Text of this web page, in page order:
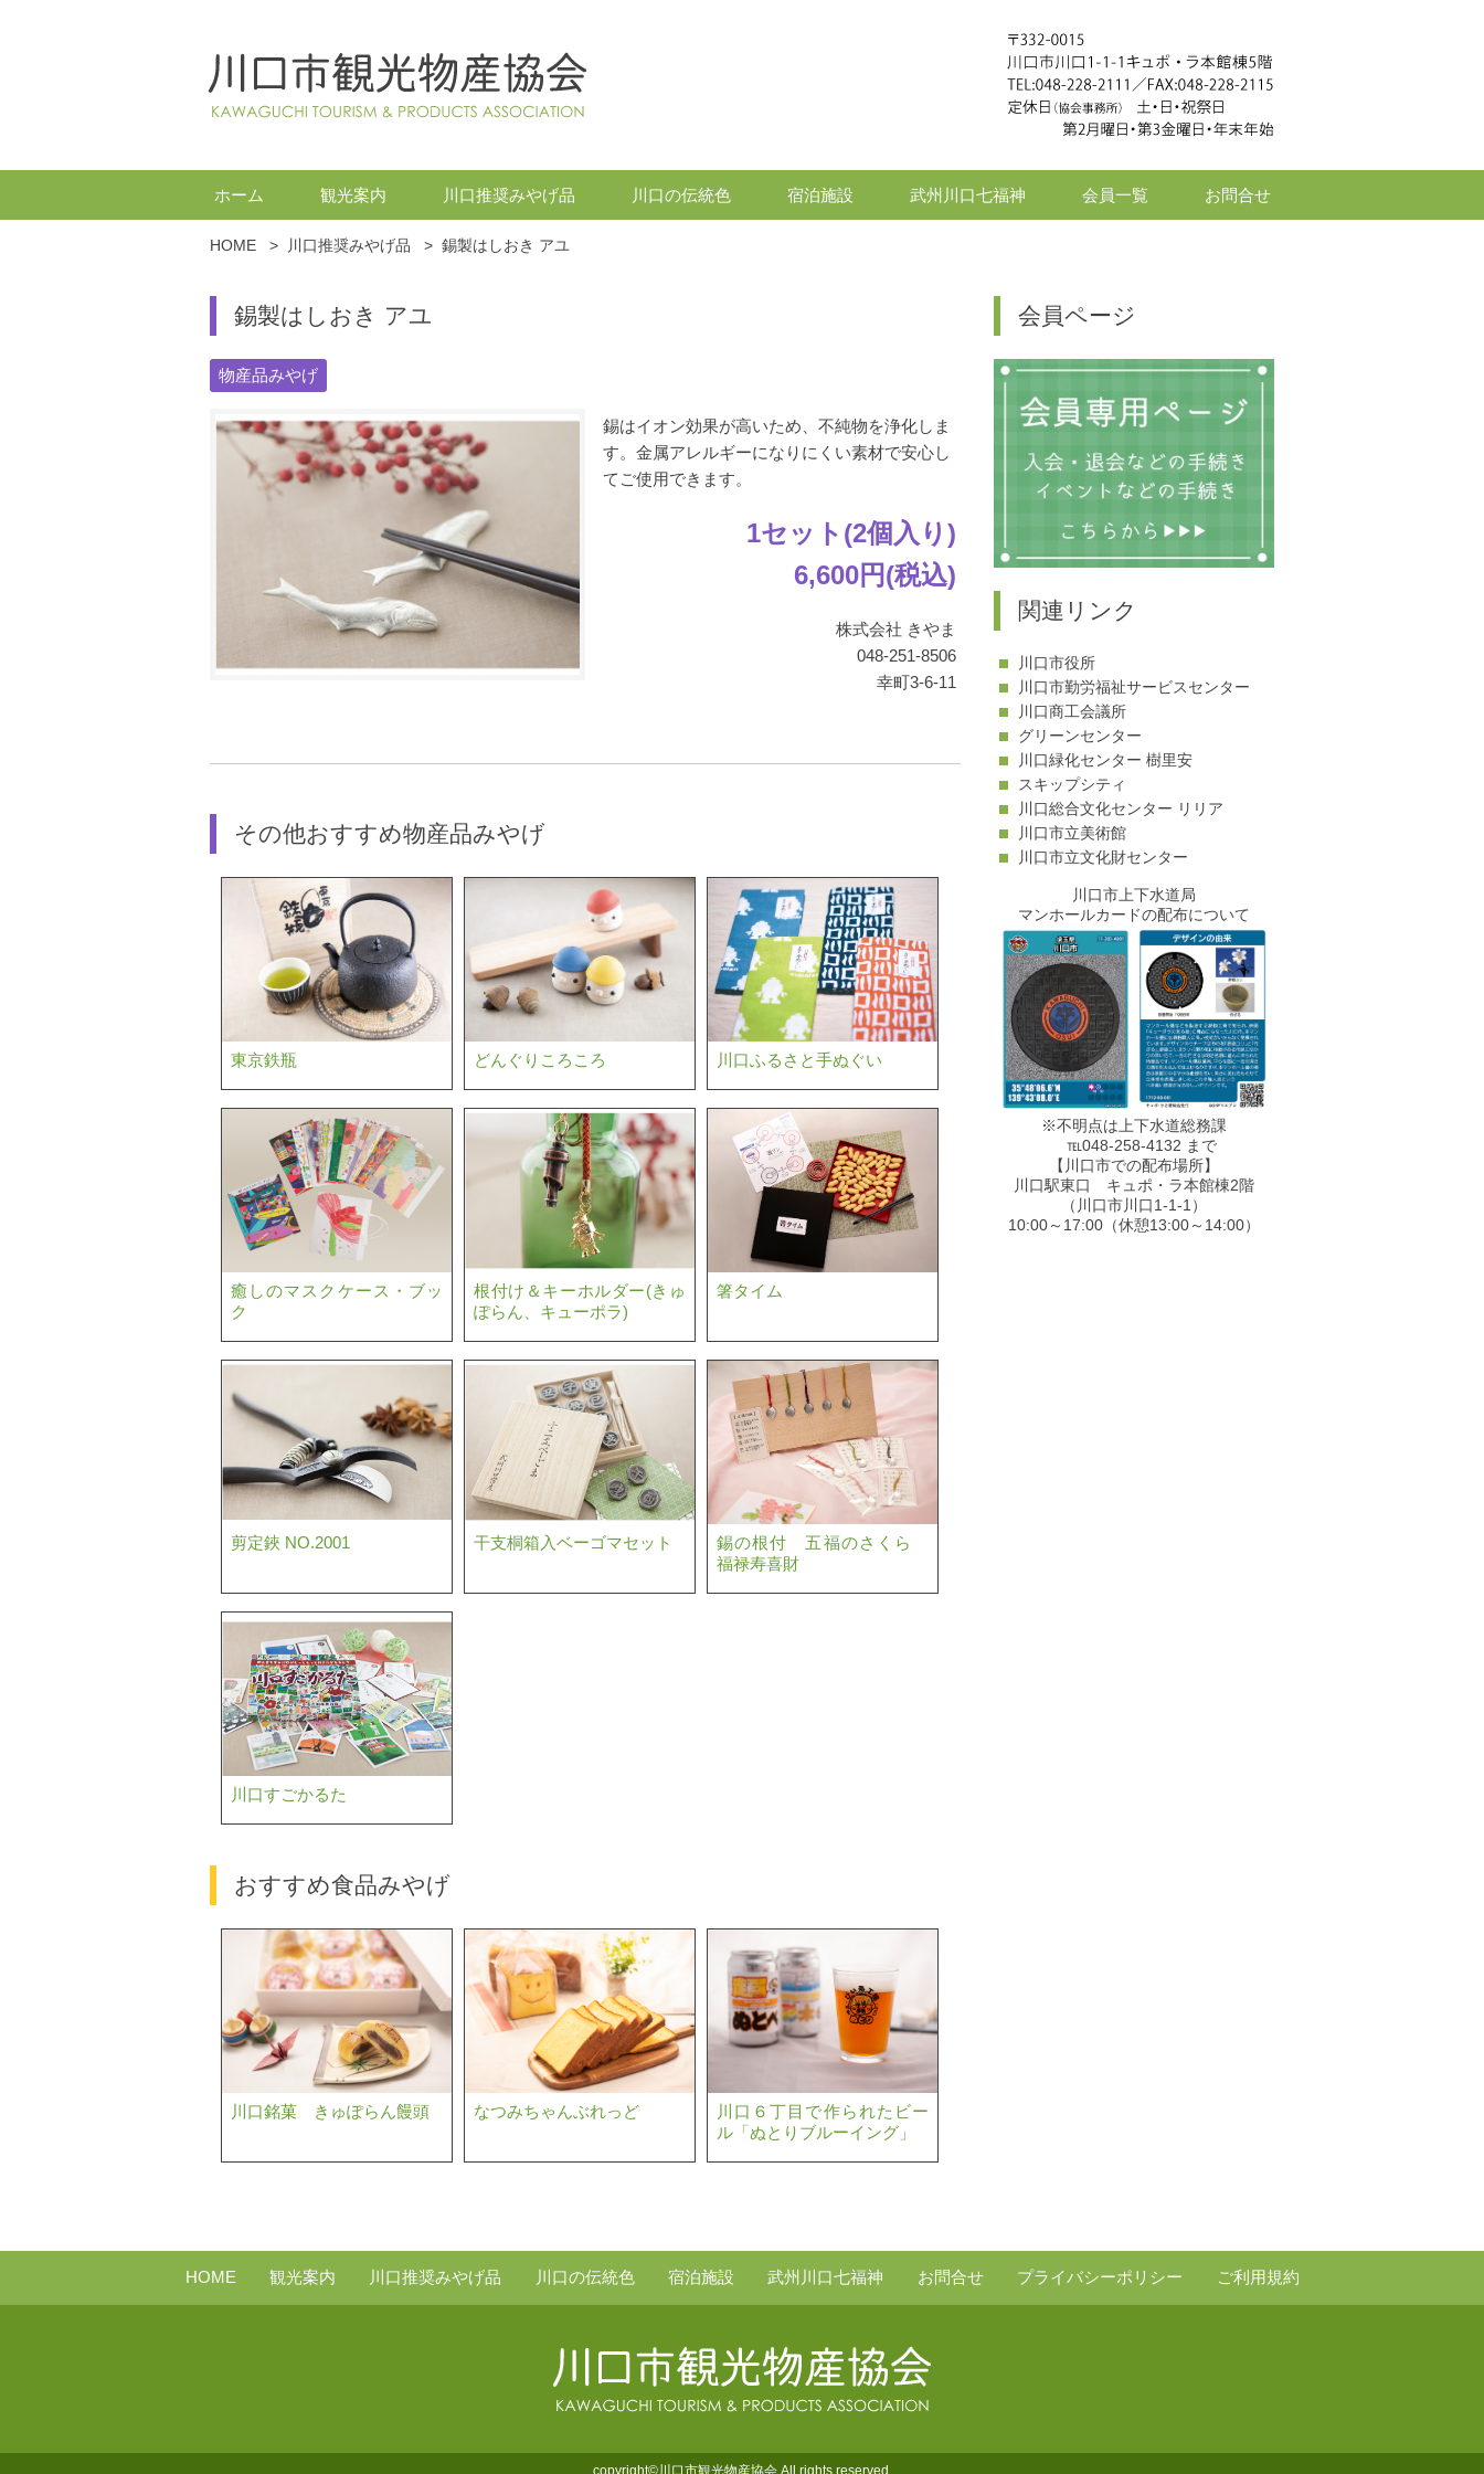
ホーム 観光案内 川口推奨みやげ品 川口の伝統色 宿泊施設 武州川口七福神 会員一覧 お問合せ
HOME > 川口推奨みやげ品 > 錫製はしおき アユ
錫製はしおき アユ
物産品みやげ
錫はイオン効果が高いため、不純物を浄化しま
す。金属アレルギーになりにくい素材で安心し
てご使用できます。
1セット(2個入り)
6,600円(税込)
株式会社 きやま
048-251-8506
幸町3-6-11
その他おすすめ物産品みやげ
東京鉄瓶 どんぐりころころ 川口ふるさと手ぬぐい
癒しのマスクケース・ブッ
ク
根付け＆キーホルダー(きゅ
ぽらん、キューポラ)
箸タイム
剪定鋏 NO.2001 干支桐箱入ベーゴマセット
錫の根付 五福のさくら
福禄寿喜財
川口すごかるた
おすすめ食品みやげ
川口銘菓 きゅぽらん饅頭 なつみちゃんぶれっど
川口６丁目で作られたビー
ル「ぬとりブルーイング」
会員ページ
関連リンク
川口市役所
川口市勤労福祉サービスセンター
川口商工会議所
グリーンセンター
川口緑化センター 樹里安
スキップシティ
川口総合文化センター リリア
川口市立美術館
川口市立文化財センター
川口市上下水道局
マンホールカードの配布について
※不明点は上下水道総務課
℡048-258-4132 まで
【川口市での配布場所】
川口駅東口 キュポ・ラ本館棟2階
（川口市川口1-1-1）
10:00～17:00（休憩13:00～14:00）
HOME 観光案内 川口推奨みやげ品 川口の伝統色 宿泊施設 武州川口七福神 お問合せ プライバシーポリシー ご利用規約